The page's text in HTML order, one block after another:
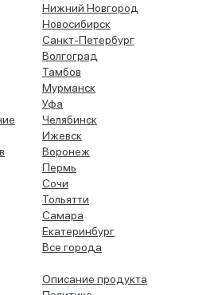
Нижний Новгород
Новосибирск
Санкт-Петербург
Волгоград
Тамбов
Мурманск
Уфа
Челябинск
Ижевск
Воронеж
Пермь
Сочи
Тольятти
Самара
Екатеринбург
Все города
Описание продукта